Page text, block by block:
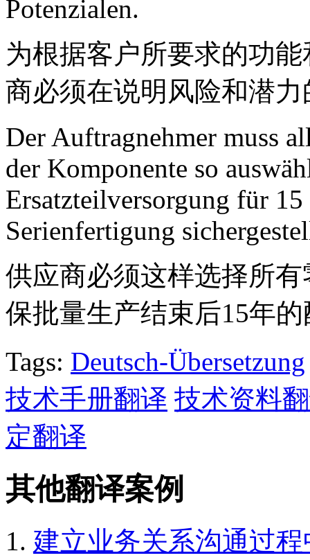
Potenzialen.
为根据客户所要求的功
商必须在说明风险和潜
Der Auftragnehmer muss
der Komponente so
Ersatzteilversorgung für 15
Serienfertigung
供应商必须这样选择所
保批量生产结束后15年
Tags: Deutsch-Übersetzung
技术手册翻译 技术资料
定翻译
其他翻译案例
建立业务关系沟通过